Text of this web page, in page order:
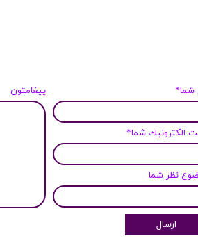
شما*
الكترونيك شما*
نظر شما
پیغامتون
ارسال